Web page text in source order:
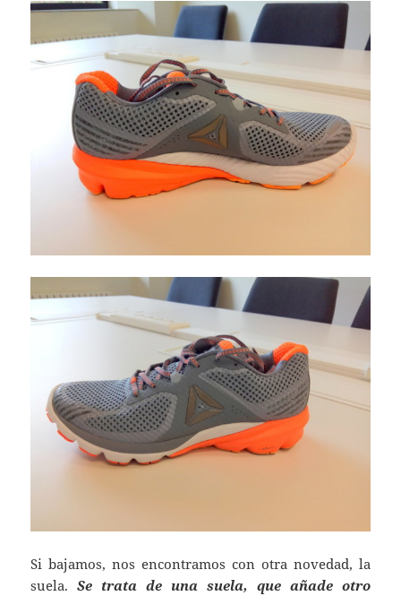
Si bajamos, nos encontramos con otra novedad, la
suela.Se trata de una suela, que añade otro